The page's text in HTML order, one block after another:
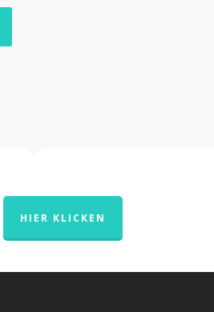
HIER KLICKEN